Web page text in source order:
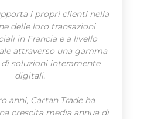
i propri clienti nella
delle loro transazioni
in Francia e a livello
attraverso una gamma
soluzioni interamente
digitali.
anni, Cartan Trade ha
crescita media annua di